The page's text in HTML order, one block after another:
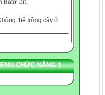
thiếu ánh sáng,
thể nuôi dạy trẻ
ta không thể dạy
ai bất cứ điều gì,
chỉ có thể giúp họ
CHỨC NĂNG 1